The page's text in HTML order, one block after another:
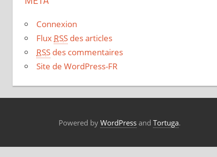
Connexion
Flux RSS des articles
RSS des commentaires
Site de WordPress-FR
Powered by WordPressand Tortuga.